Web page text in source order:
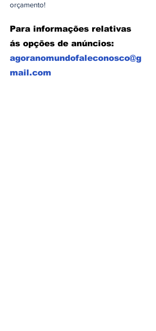
orçamento!
Para informações relativas
ás opções de anúncios:
agoranomundofaleconosco@g
mail.com